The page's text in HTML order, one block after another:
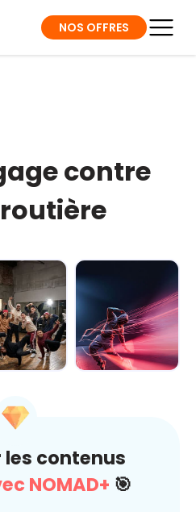
NOS OFFRES
contre
sur la
je gère
qu'ç...
les contenus
NOMAD+ 🎯